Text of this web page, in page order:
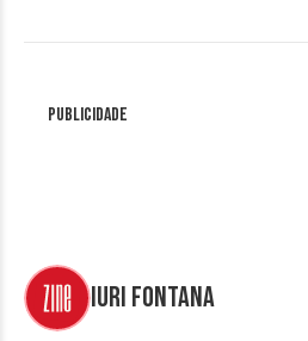
Publicidade
Iuri Fontana